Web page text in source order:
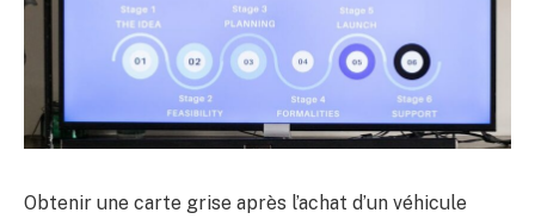
Obtenir une carte grise après l’achat d’un véhicule